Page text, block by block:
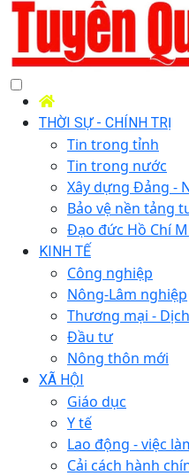
THỜI SỰ - CHÍNH TRỊ
Tin trong tỉnh
Tin trong nước
Xây dựng Đảng -
Bảo vệ nền tảng
Đạo đức Hồ Chí
KINH TẾ
Công nghiệp
Nông-Lâm nghiệp
Thương mại -
Đầu tư
Nông thôn mới
XÃ HỘI
Giáo dục
Y tế
Lao động - việc
Cải cách hành